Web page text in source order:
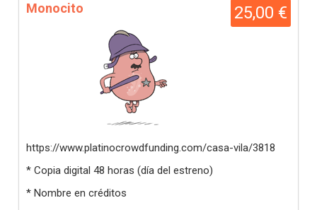
25,00 €
Monocito
https://www.platinocrowdfunding.com/casa-vila/3818
* Copia digital 48 horas (día del estreno)
* Nombre en créditos